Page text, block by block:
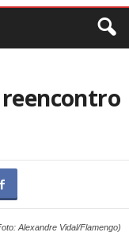
Alexandre Vidal/Flamengo)